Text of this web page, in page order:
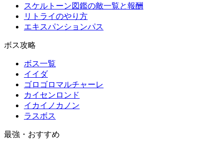
スケルトーン図鑑の敵一覧と報酬
リトライのやり方
エキスパンションパス
ボス攻略
ボス一覧
イイダ
ゴロゴロマルチャーレ
カイセンロンド
イカイノカノン
ラスボス
最強・おすすめ